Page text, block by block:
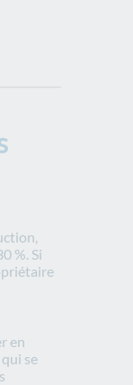
%. Si
en
se